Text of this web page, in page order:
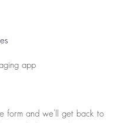
app
form and we’ll get back to